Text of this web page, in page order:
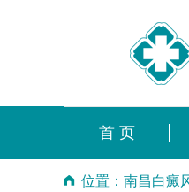
首 页
位置： 南昌白癜